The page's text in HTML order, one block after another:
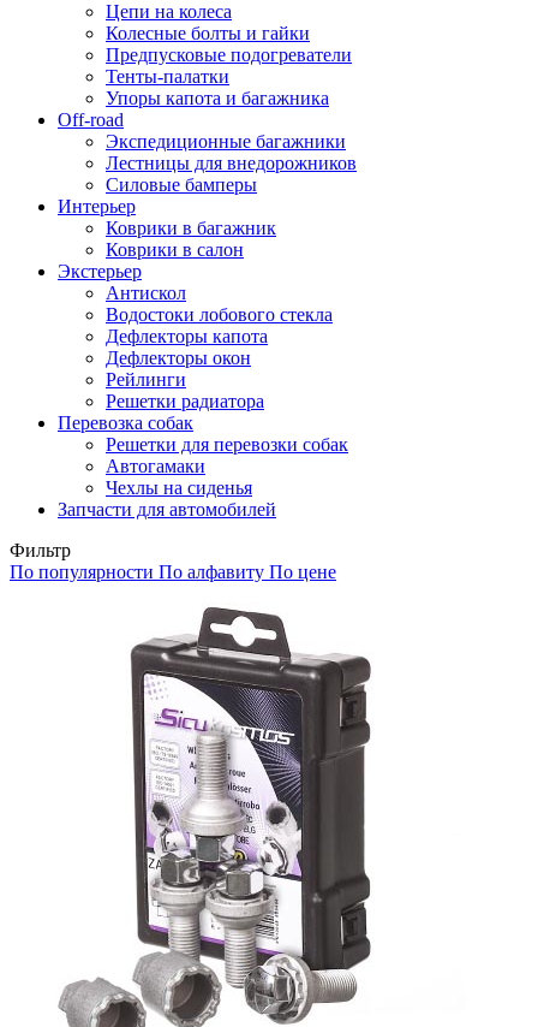
Цепи на колеса
Колесные болты и гайки
Предпусковые подогреватели
Тенты-палатки
Упоры капота и багажника
Off-road
Экспедиционные багажники
Лестницы для внедорожников
Силовые бамперы
Интерьер
Коврики в багажник
Коврики в салон
Экстерьер
Антискол
Водостоки лобового стекла
Дефлекторы капота
Дефлекторы окон
Рейлинги
Решетки радиатора
Перевозка собак
Решетки для перевозки собак
Автогамаки
Чехлы на сиденья
Запчасти для автомобилей
Фильтр
По популярности По алфавиту По цене